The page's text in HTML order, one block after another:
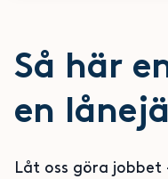
Så här
en
Låt oss göra